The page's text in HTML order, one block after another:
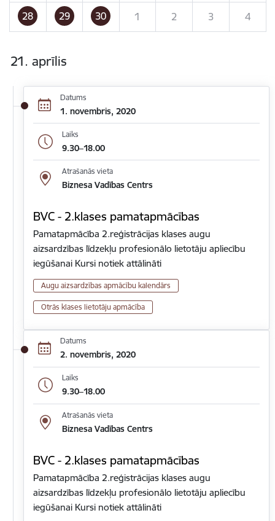
28 29 30 1 2 3 4
21. aprīlis
Datums
1. novembris, 2020
Laiks
9.30–18.00
Atrašanās vieta
Biznesa Vadības Centrs
BVC - 2.klases pamatapmācības
Pamatapmācība 2.reģistrācijas klases augu
aizsardzības līdzekļu profesionālo lietotāju apliecību
iegūšanai Kursi notiek attālināti
Augu aizsardzības apmācību kalendārs
Otrās klases lietotāju apmācība
Datums
2. novembris, 2020
Laiks
9.30–18.00
Atrašanās vieta
Biznesa Vadības Centrs
BVC - 2.klases pamatapmācības
Pamatapmācība 2.reģistrācijas klases augu
aizsardzības līdzekļu profesionālo lietotāju apliecību
iegūšanai Kursi notiek attālināti